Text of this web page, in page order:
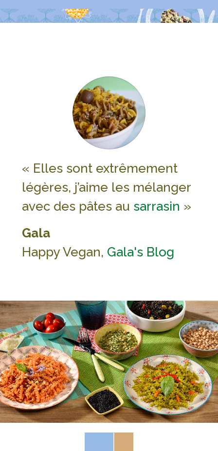
« Elles sont extrêmement
légères, j’aime les mélanger
avec des pâtes au sarrasin »
Gala
Happy Vegan, Gala's Blog